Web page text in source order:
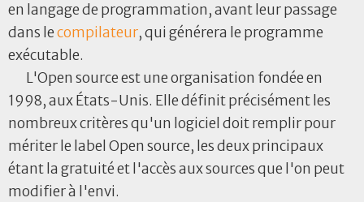
en langage de programmation, avant leur passage
dans lecompilateur, qui générera le programme
exécutable.
L'Open source est une organisation fondée en
1998, aux États-Unis. Elle définit précisément les
nombreux critères qu'un logiciel doit remplir pour
mériter le label Open source, les deux principaux
étant la gratuité et l'accès aux sources que l'on peut
modifier à l'envi.